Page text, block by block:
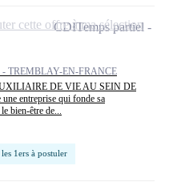
- TREMBLAY-EN-FRANCE
DE VIE AU SEIN DE
entreprise qui fonde sa
bien-être de...
1ers à postuler
CDITemps partiel
cette offre à ma sélection